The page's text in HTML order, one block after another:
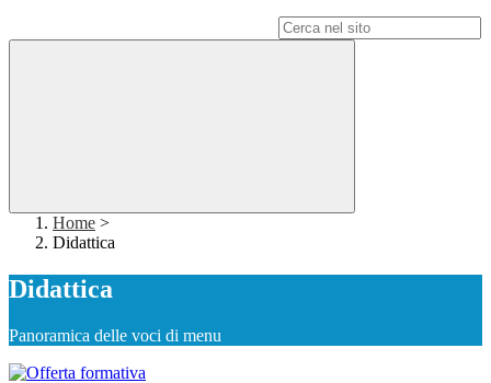
Home >
Didattica
Didattica
Panoramica delle voci di menu